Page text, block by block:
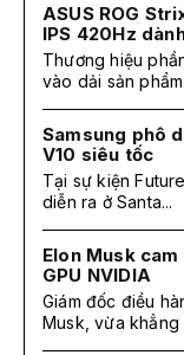
ASUS ROG
IPS 420Hz
Thương hiệu
vào dải sản
Samsung phô
V10 siêu tốc
Tại sự kiện
diễn ra ở Santa...
Elon Musk
GPU NVIDIA
Giám đốc điều
Musk, vừa khẳng